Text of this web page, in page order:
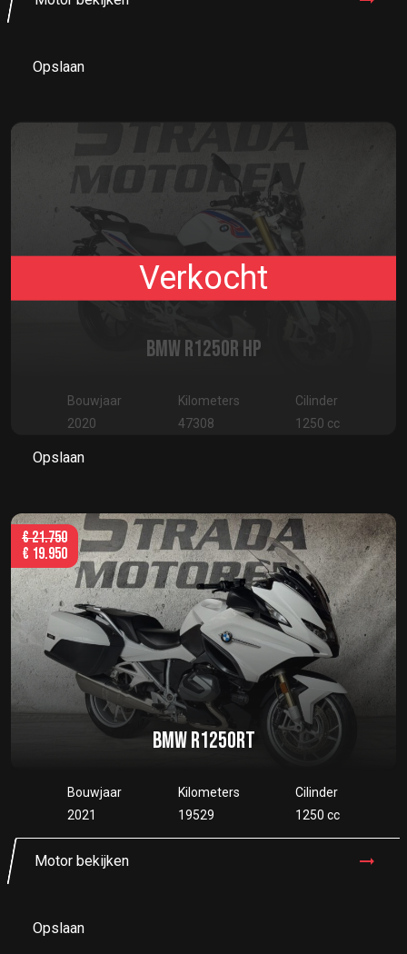
Opslaan
Verkocht
BMW R1250R HP
Bouwjaar
2020
Kilometers
47308
Cilinder
1250 cc
Opslaan
BMW R1250RT
Bouwjaar
2021
Kilometers
19529
Cilinder
1250 cc
Motor bekijken
€21.750
€ 19.950
Opslaan